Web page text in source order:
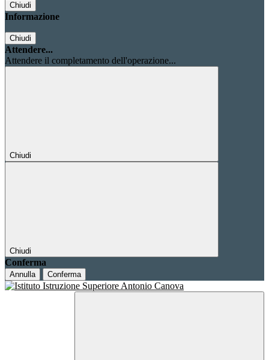
Chiudi
Informazione
Chiudi
Attendere...
Attendere il completamento dell'operazione...
Chiudi
Chiudi
Conferma
Annulla Conferma